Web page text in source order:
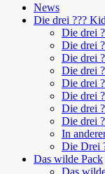
News
Die drei ???
Die drei
Die drei
Die drei
Die drei
Die drei
Die drei
Die drei
Die drei
In
Die Drei
Das wilde Pack
Das